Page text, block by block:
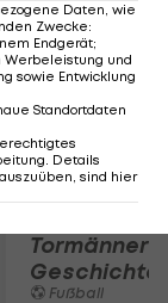
Tormänner
Geschichte
Fußball
Daten, wie
Zwecke:
Endgerät;
Werbeleistung und
sowie Entwicklung
Standortdaten
Details
sind hier